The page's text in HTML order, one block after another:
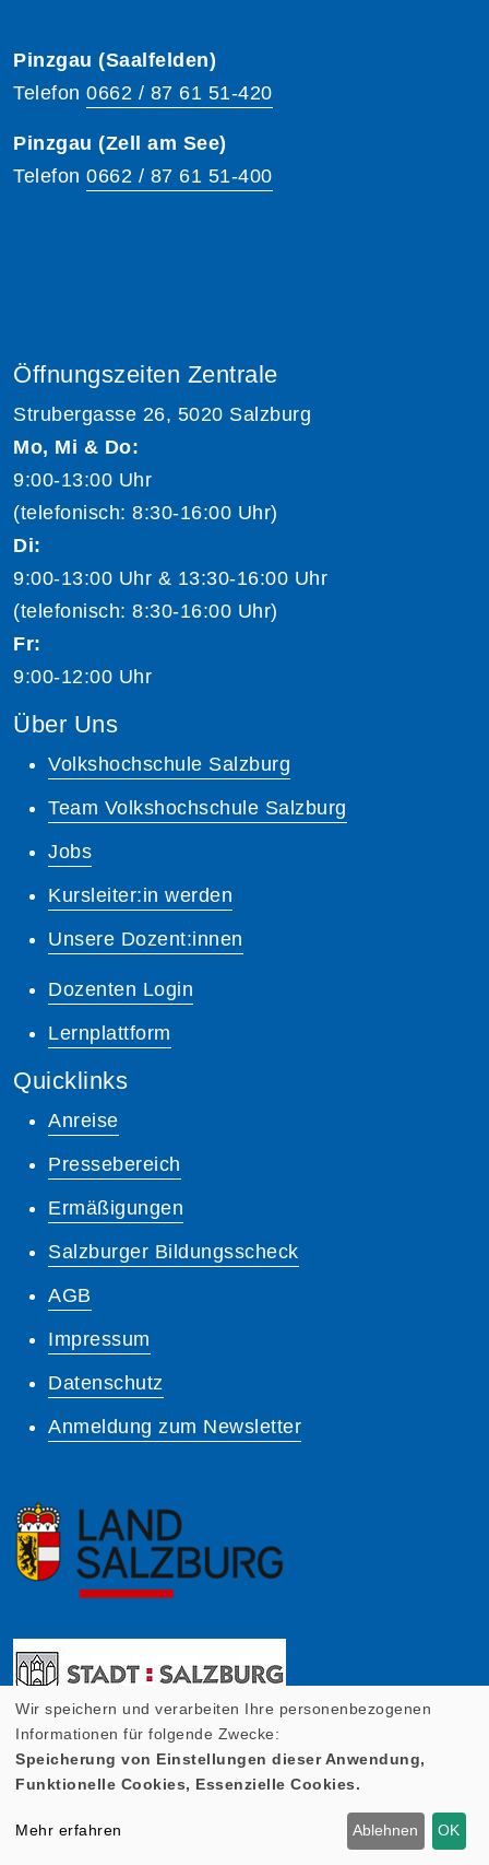
Pinzgau (Saalfelden)
Telefon 0662 / 87 61 51-420
Pinzgau (Zell am See)
Telefon 0662 / 87 61 51-400
Öffnungszeiten Zentrale
Strubergasse 26, 5020 Salzburg
Mo, Mi & Do:
9:00-13:00 Uhr
(telefonisch: 8:30-16:00 Uhr)
Di:
9:00-13:00 Uhr & 13:30-16:00 Uhr
(telefonisch: 8:30-16:00 Uhr)
Fr:
9:00-12:00 Uhr
Über Uns
Volkshochschule Salzburg
Team Volkshochschule Salzburg
Jobs
Kursleiter:in werden
Unsere Dozent:innen
Dozenten Login
Lernplattform
Quicklinks
Anreise
Pressebereich
Ermäßigungen
Salzburger Bildungsscheck
AGB
Impressum
Datenschutz
Anmeldung zum Newsletter
Wir speichern und verarbeiten Ihre personenbezogenen
Informationen für folgende Zwecke:
Speicherung von Einstellungen dieser Anwendung,
Funktionelle Cookies, Essenzielle Cookies.
Mehr erfahren Ablehnen OK